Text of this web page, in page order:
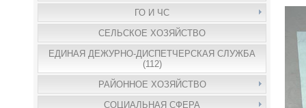
ГО И ЧС
СЕЛЬСКОЕ ХОЗЯЙСТВО
ЕДИНАЯ ДЕЖУРНО-ДИСПЕТЧЕРСКАЯ СЛУЖБА
(112)
РАЙОННОЕ ХОЗЯЙСТВО
СОЦИАЛЬНАЯ СФЕРА